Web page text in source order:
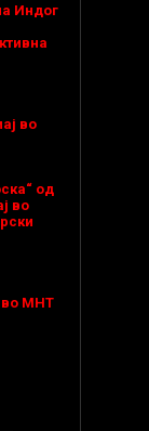
Индог
во
од
во
во МНТ